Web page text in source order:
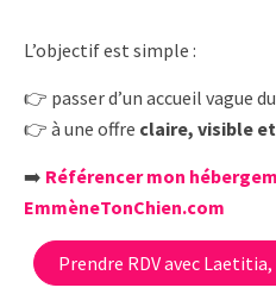
L’objectif est simple :
👉 passer d’un accueil vague
👉 à une offre claire, visible
➡️ Référencer mon
EmmèneTonChien.com
Prendre RDV avec